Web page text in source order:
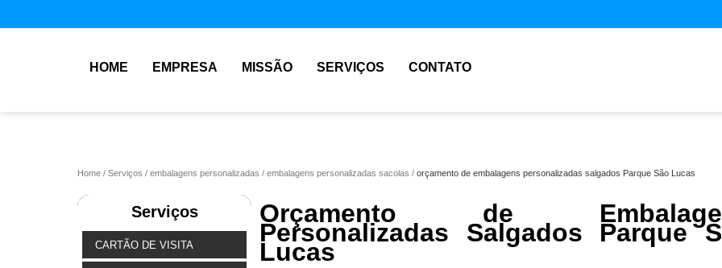
HOME EMPRESA MISSÃO SERVIÇOS CONTATO
Home Serviços embalagens personalizadas embalagens personalizadas sacolas orçamento de embalagens personalizadas salgados Parque São Lucas
Serviços
CARTÃO DE VISITA
Orçamento de
Personalizadas Salgados Parque
Lucas